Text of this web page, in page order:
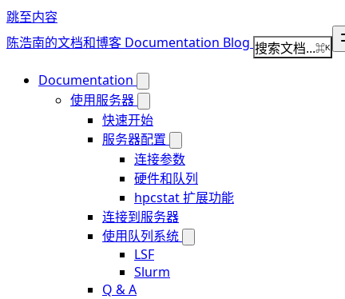
跳至内容
陈浩南的文档和博客 Documentation Blog 搜索文档...⌘K
Documentation
使用服务器
快速开始
服务器配置
连接参数
硬件和队列
hpcstat 扩展功能
连接到服务器
使用队列系统
LSF
Slurm
Q & A